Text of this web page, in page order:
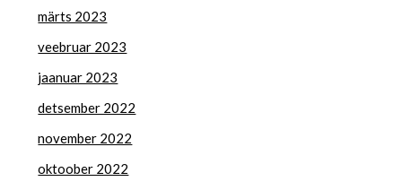
märts 2023
veebruar 2023
jaanuar 2023
detsember 2022
november 2022
oktoober 2022